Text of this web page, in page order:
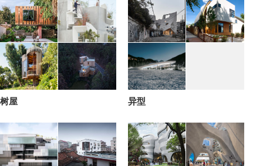
树屋 异型